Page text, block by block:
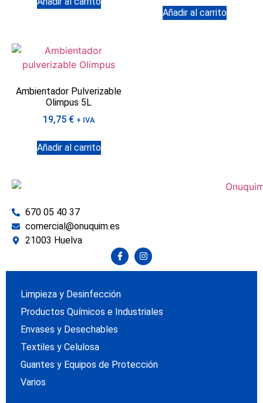
Añadir al carrito
Ambientador Pulverizable
Olimpus 5L
19,75 € + IVA
Añadir al carrito
670 05 40 37
comercial@onuquim.es
21003 Huelva
Limpieza y Desinfección
Productos Químicos e Industriales
Envases y Desechables
Textiles y Celulosa
Guantes y Equipos de Protección
Varios